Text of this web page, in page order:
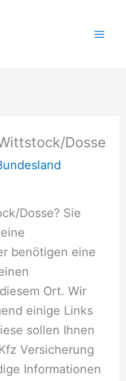
Dosse
Dosse? Sie
benötigen eine
Ort. Wir
einige Links
sollen Ihnen
Versicherung
Informationen